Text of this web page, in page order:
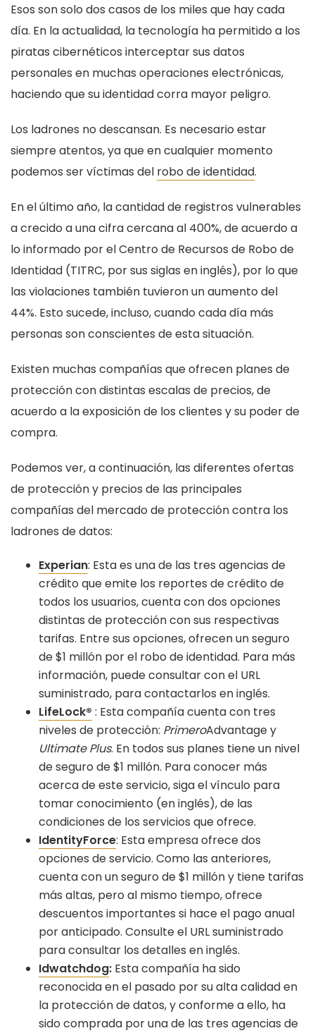
Esos son solo dos casos de los miles que hay cada
día. En la actualidad, la tecnología ha permitido a los
piratas cibernéticos interceptar sus datos
personales en muchas operaciones electrónicas,
haciendo que su identidad corra mayor peligro.
Los ladrones no descansan. Es necesario estar
siempre atentos, ya que en cualquier momento
podemos ser víctimas del robo de identidad.
En el último año, la cantidad de registros vulnerables
a crecido a una cifra cercana al 400%, de acuerdo a
lo informado por el Centro de Recursos de Robo de
Identidad (TITRC, por sus siglas en inglés), por lo que
las violaciones también tuvieron un aumento del
44%. Esto sucede, incluso, cuando cada día más
personas son conscientes de esta situación.
Existen muchas compañías que ofrecen planes de
protección con distintas escalas de precios, de
acuerdo a la exposición de los clientes y su poder de
compra.
Podemos ver, a continuación, las diferentes ofertas
de protección y precios de las principales
compañías del mercado de protección contra los
ladrones de datos:
Experian: Esta es una de las tres agencias de
crédito que emite los reportes de crédito de
todos los usuarios, cuenta con dos opciones
distintas de protección con sus respectivas
tarifas. Entre sus opciones, ofrecen un seguro
de $1 millón por el robo de identidad. Para más
información, puede consultar con el URL
suministrado, para contactarlos en inglés.
LifeLock® : Esta compañía cuenta con tres
niveles de protección: PrimeroAdvantage y
Ultimate Plus. En todos sus planes tiene un nivel
de seguro de $1 millón. Para conocer más
acerca de este servicio, siga el vínculo para
tomar conocimiento (en inglés), de las
condiciones de los servicios que ofrece.
IdentityForce: Esta empresa ofrece dos
opciones de servicio. Como las anteriores,
cuenta con un seguro de $1 millón y tiene tarifas
más altas, pero al mismo tiempo, ofrece
descuentos importantes si hace el pago anual
por anticipado. Consulte el URL suministrado
para consultar los detalles en inglés.
Idwatchdog: Esta compañía ha sido
reconocida en el pasado por su alta calidad en
la protección de datos, y conforme a ello, ha
sido comprada por una de las tres agencias de